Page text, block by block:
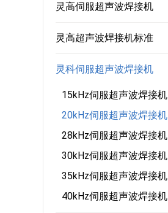
灵高伺服超声波焊接机
灵高超声波焊接机标准
灵科伺服超声波焊接机
15kHz伺服超声波焊接机
20kHz伺服超声波焊接机
28kHz伺服超声波焊接机
30kHz伺服超声波焊接机
35kHz伺服超声波焊接机
40kHz伺服超声波焊接机